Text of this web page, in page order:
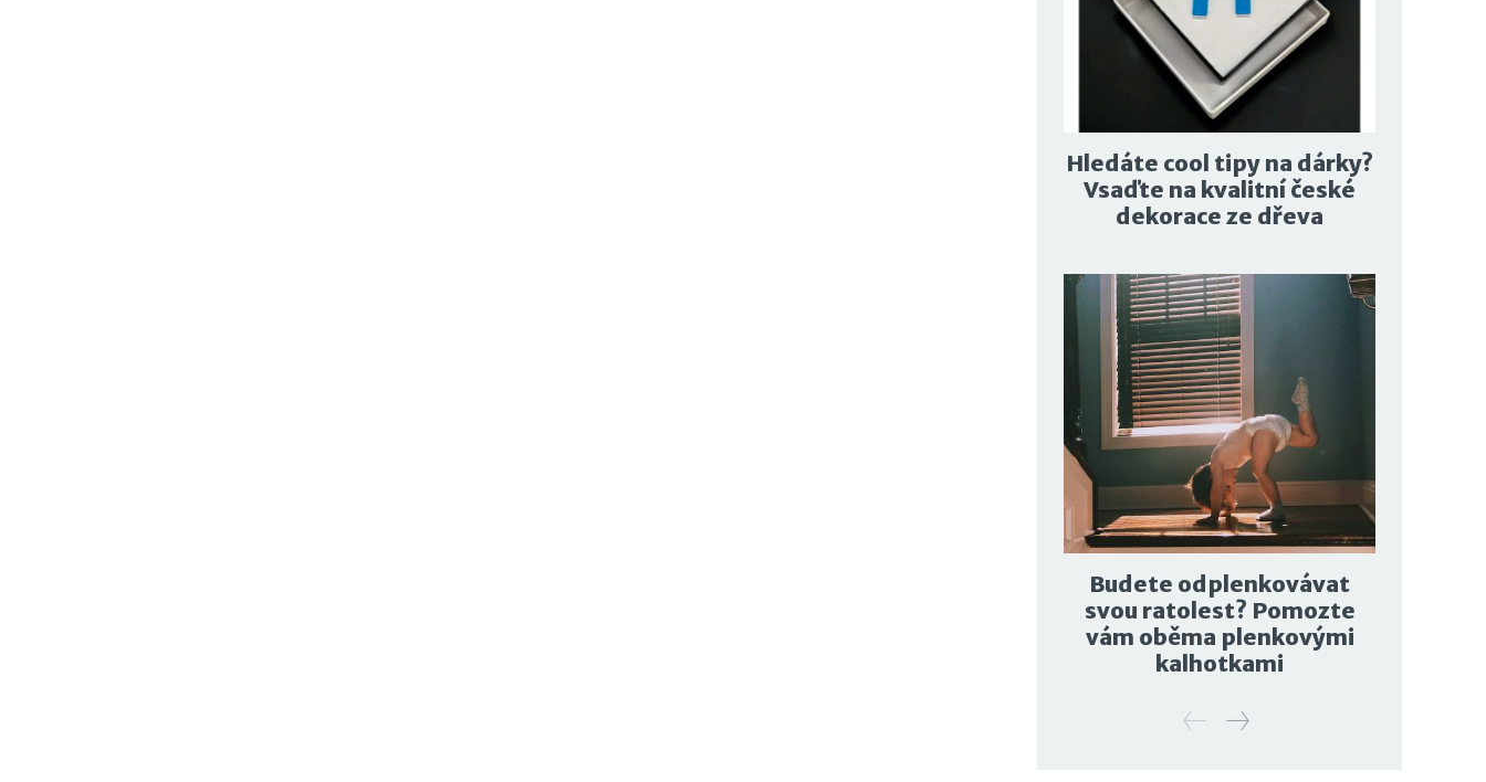
Hledáte cool tipy na dárky?
Vsaďte na kvalitní české
dekorace ze dřeva
Budete odplenkovávat
svou ratolest? Pomozte
vám oběma plenkovými
kalhotkami